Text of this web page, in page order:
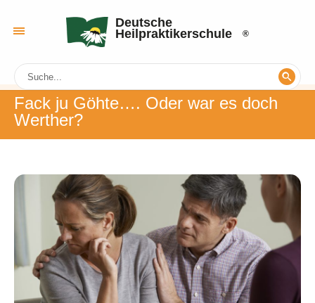
Deutsche
Heilpraktikerschule
Fack ju Göhte…. Oder war es doch
Werther?